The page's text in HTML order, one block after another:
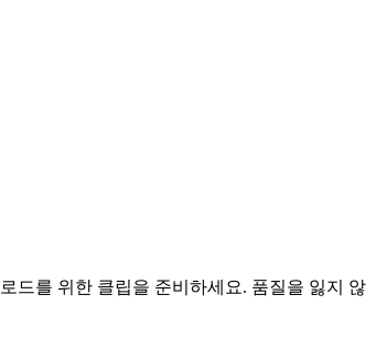
드를 위한 클립을 준비하세요. 품질을 잃지 않